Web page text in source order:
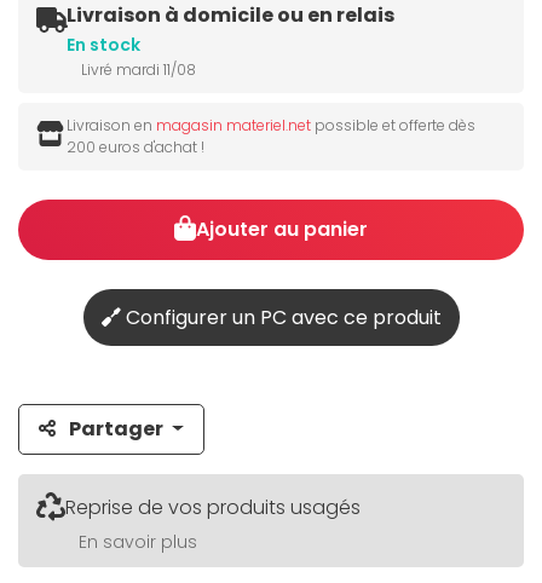
Livraison à domicile ou en relais
En stock
Livré mardi 11/08
Livraison en magasin materiel.net possible et offerte dès
200 euros d'achat !
Ajouter au panier
Configurer un PC avec ce produit
Partager
Reprise de vos produits usagés
En savoir plus